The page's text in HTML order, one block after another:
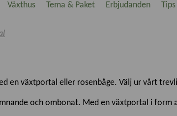
Växthus Tema & Paket Erbjudanden
en växtportal eller rosenbåge. Välj ur vårt
och ombonat. Med en växtportal i form